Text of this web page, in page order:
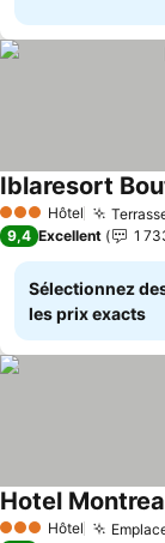
3 ÉtoilesHôtel
Iblaresort
9,4 Excellent 1
Sélectionnez
les prix exacts
3 ÉtoilesHôtel
Hotel